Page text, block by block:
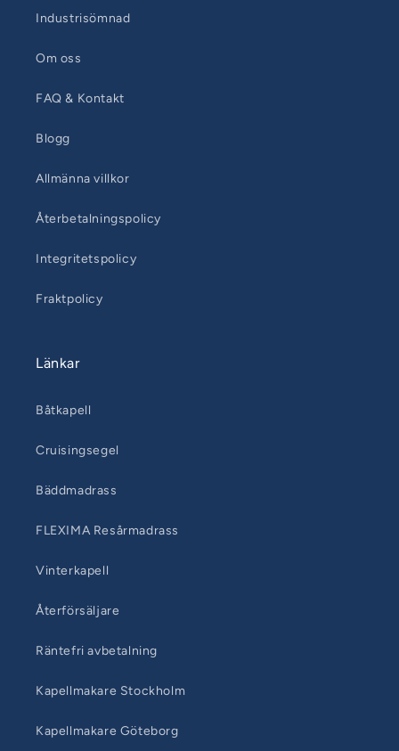
Industrisömnad
Om oss
FAQ & Kontakt
Blogg
Allmänna villkor
Återbetalningspolicy
Integritetspolicy
Fraktpolicy
Länkar
Båtkapell
Cruisingsegel
Bäddmadrass
FLEXIMA Resårmadrass
Vinterkapell
Återförsäljare
Räntefri avbetalning
Kapellmakare Stockholm
Kapellmakare Göteborg